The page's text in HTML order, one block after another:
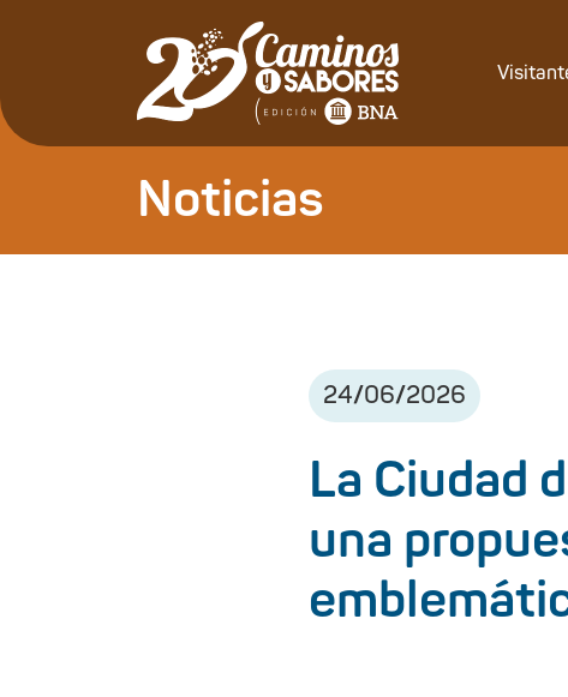
Noticias
24/06/2026
La Ciudad
una